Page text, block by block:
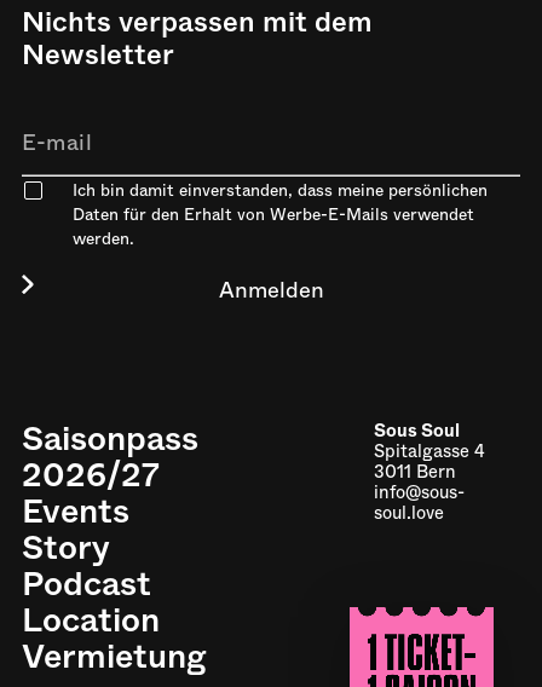
Nichts verpassen mit dem
Newsletter
Ich bin damit einverstanden, dass meine persönlichen
Daten für den Erhalt von Werbe-E-Mails verwendet
werden.
Saisonpass
2026/27
Events
Story
Podcast
Location
Vermietung
Sous Soul
Spitalgasse 4
3011 Bern
info@sous-
soul.love
Impressum
Datenschutz